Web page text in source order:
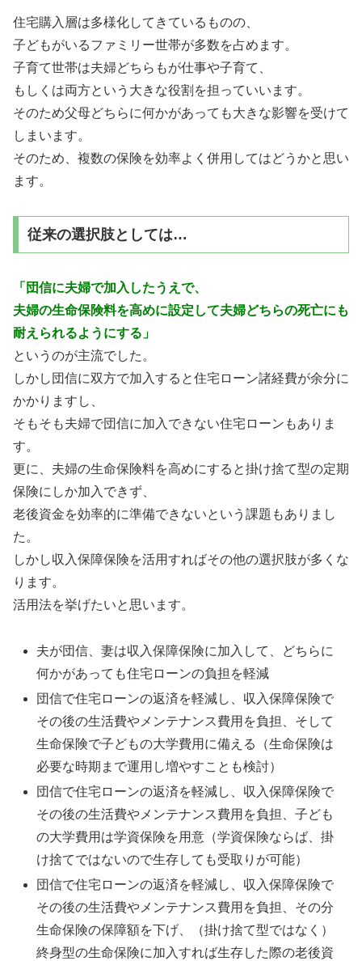
住宅購入層は多様化してきているものの、
子どもがいるファミリー世帯が多数を占めます。
子育て世帯は夫婦どちらもが仕事や子育て、
もしくは両方という大きな役割を担っていいます。
そのため父母どちらに何かがあっても大きな影響を受けて
しまいます。
そのため、複数の保険を効率よく併用してはどうかと思い
ます。
従来の選択肢としては…
「団信に夫婦で加入したうえで、
夫婦の生命保険料を高めに設定して夫婦どちらの死亡にも
耐えられるようにする」
というのが主流でした。
しかし団信に双方で加入すると住宅ローン諸経費が余分に
かかりますし、
そもそも夫婦で団信に加入できない住宅ローンもありま
す。
更に、夫婦の生命保険料を高めにすると掛け捨て型の定期
保険にしか加入できず、
老後資金を効率的に準備できないという課題もありまし
た。
しかし収入保障保険を活用すればその他の選択肢が多くな
ります。
活用法を挙げたいと思います。
夫が団信、妻は収入保障保険に加入して、どちらに
何かがあっても住宅ローンの負担を軽減
団信で住宅ローンの返済を軽減し、収入保障保険で
その後の生活費やメンテナンス費用を負担、そして
生命保険で子どもの大学費用に備える（生命保険は
必要な時期まで運用し増やすことも検討）
団信で住宅ローンの返済を軽減し、収入保障保険で
その後の生活費やメンテナンス費用を負担、子ども
の大学費用は学資保険を用意（学資保険ならば、掛
け捨てではないので生存しても受取りが可能）
団信で住宅ローンの返済を軽減し、収入保障保険で
その後の生活費やメンテナンス費用を負担、その分
生命保険の保障額を下げ、（掛け捨て型ではなく）
終身型の生命保険に加入すれば生存した際の老後資